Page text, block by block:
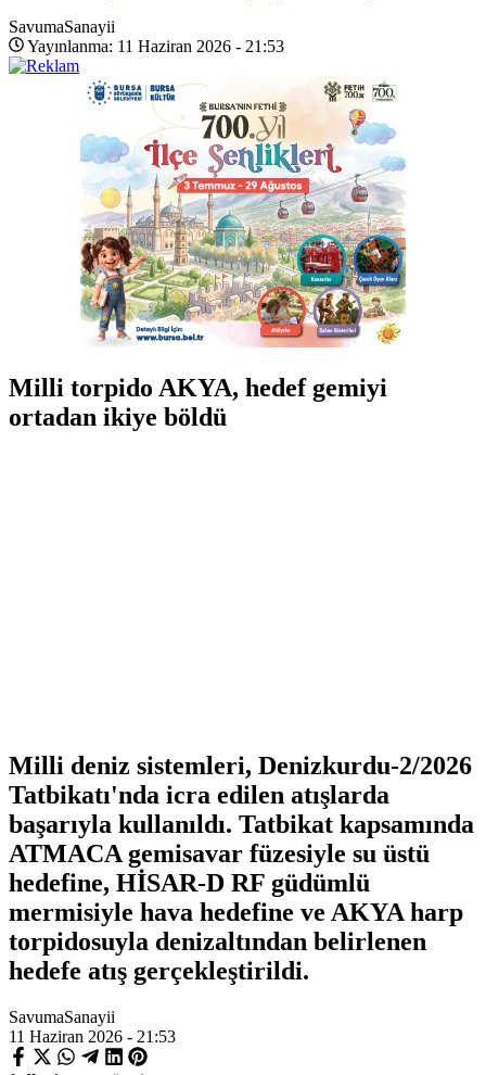
SavumaSanayii
Yayınlanma: 11 Haziran 2026 - 21:53
Milli torpido AKYA, hedef gemiyi
ortadan ikiye böldü
Milli deniz sistemleri, Denizkurdu-2/2026
Tatbikatı'nda icra edilen atışlarda
başarıyla kullanıldı. Tatbikat kapsamında
ATMACA gemisavar füzesiyle su üstü
hedefine, HİSAR-D RF güdümlü
mermisiyle hava hedefine ve AKYA harp
torpidosuyla denizaltından belirlenen
hedefe atış gerçekleştirildi.
SavumaSanayii
11 Haziran 2026 - 21:53